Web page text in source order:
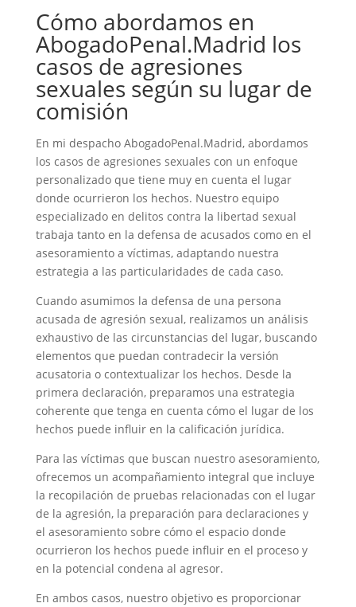
Cómo abordamos en
AbogadoPenal.Madrid los
casos de agresiones
sexuales según su lugar de
comisión
En mi despacho AbogadoPenal.Madrid, abordamos
los casos de agresiones sexuales con un enfoque
personalizado que tiene muy en cuenta el lugar
donde ocurrieron los hechos. Nuestro equipo
especializado en delitos contra la libertad sexual
trabaja tanto en la defensa de acusados como en el
asesoramiento a víctimas, adaptando nuestra
estrategia a las particularidades de cada caso.
Cuando asumimos la defensa de una persona
acusada de agresión sexual, realizamos un análisis
exhaustivo de las circunstancias del lugar, buscando
elementos que puedan contradecir la versión
acusatoria o contextualizar los hechos. Desde la
primera declaración, preparamos una estrategia
coherente que tenga en cuenta cómo el lugar de los
hechos puede influir en la calificación jurídica.
Para las víctimas que buscan nuestro asesoramiento,
ofrecemos un acompañamiento integral que incluye
la recopilación de pruebas relacionadas con el lugar
de la agresión, la preparación para declaraciones y
el asesoramiento sobre cómo el espacio donde
ocurrieron los hechos puede influir en el proceso y
en la potencial condena al agresor.
En ambos casos, nuestro objetivo es proporcionar